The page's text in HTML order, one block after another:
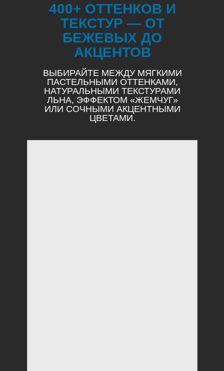
400+ ОТТЕНКОВ И
ТЕКСТУР — ОТ
БЕЖЕВЫХ ДО
АКЦЕНТОВ
ВЫБИРАЙТЕ МЕЖДУ МЯГКИМИ
ПАСТЕЛЬНЫМИ ОТТЕНКАМИ,
НАТУРАЛЬНЫМИ ТЕКСТУРАМИ
ЛЬНА, ЭФФЕКТОМ «ЖЕМЧУГ»
ИЛИ СОЧНЫМИ АКЦЕНТНЫМИ
ЦВЕТАМИ.